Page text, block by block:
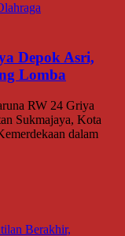
Depok Asri,
Lomba
RW 24 Griya
Sukmajaya, Kota
dalam